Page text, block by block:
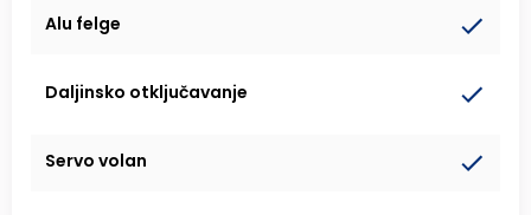
Alu felge
Daljinsko otključavanje
Servo volan